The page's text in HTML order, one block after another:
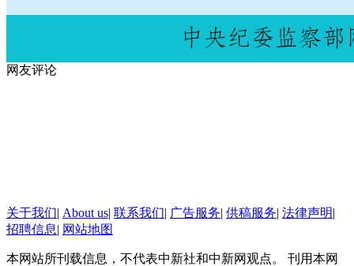
网友评论
关于我们| About us| 联系我们| 广告服务| 供稿服务| 法律声明|
招聘信息| 网站地图
本网站所刊载信息，不代表中新社和中新网观点。 刊用本网